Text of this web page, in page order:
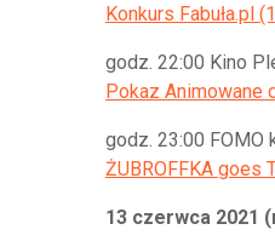
Konkurs Fabuła.pl
godz. 22:00 Kino
Pokaz Animowane
godz. 23:00 FOMO
ŻUBROFFKA goes
13 czerwca 2021